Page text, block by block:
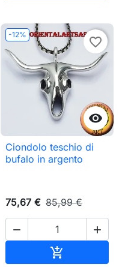
-12%

favorite_border
Ciondolo teschio di
bufalo in argento
75,67 € 85,99 €
 
